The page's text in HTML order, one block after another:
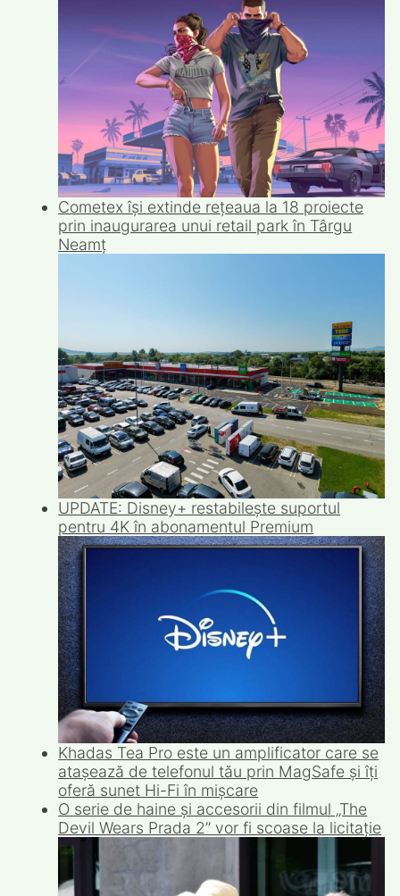
Cometex își extinde rețeaua la 18 proiecte
prin inaugurarea unui retail park în Târgu
Neamț
UPDATE: Disney+ restabilește suportul
pentru 4K în abonamentul Premium
Khadas Tea Pro este un amplificator care se
atașează de telefonul tău prin MagSafe și îți
oferă sunet Hi-Fi în mișcare